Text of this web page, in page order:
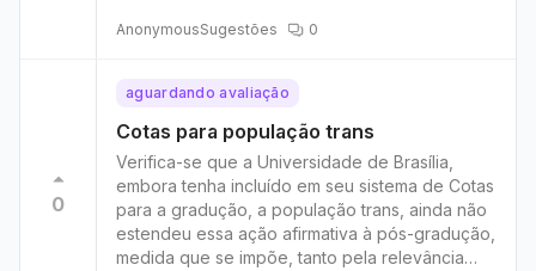
AnonymousSugestões 0
0
aguardando avaliação
Cotas para população trans
Verifica-se que a Universidade de Brasília,
embora tenha incluído em seu sistema de Cotas
para a gradução, a população trans, ainda não
estendeu essa ação afirmativa à pós-gradução,
medida que se impõe, tanto pela relevância